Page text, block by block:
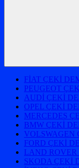
FİAT ÇEKİ
PEUGEOT
AUDİ ÇEKİ
OPEL ÇEKİ
MERCEDES
BMW ÇEKİ
VOLSWAGEN
FORD ÇEKİ
LAND
SKODA ÇEKİ